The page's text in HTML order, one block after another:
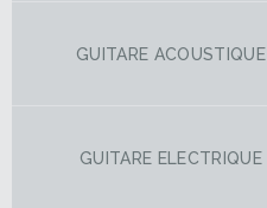
GUITARE ACOUSTIQUE
GUITARE ELECTRIQUE